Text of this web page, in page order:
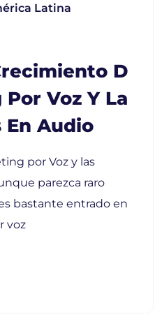
Latina
D
Voz Y La
En Audio
por Voz y las
parezca raro
bastante entrado en
voz